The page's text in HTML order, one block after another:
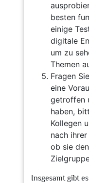
besten
einige
digitale
um zu
Themen
Fragen
eine
getroffen
haben,
Kollegen
nach
ob sie
Insgesamt gibt